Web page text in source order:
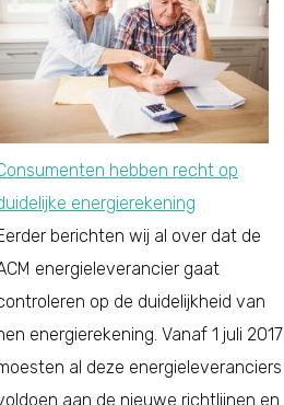
hebben recht op
energierekening
berichten wij al over dat de
energieleverancier gaat
op de duidelijkheid van
energierekening. Vanaf 1 juli 2017
al deze energieleveranciers
aan de nieuwe richtlijnen en